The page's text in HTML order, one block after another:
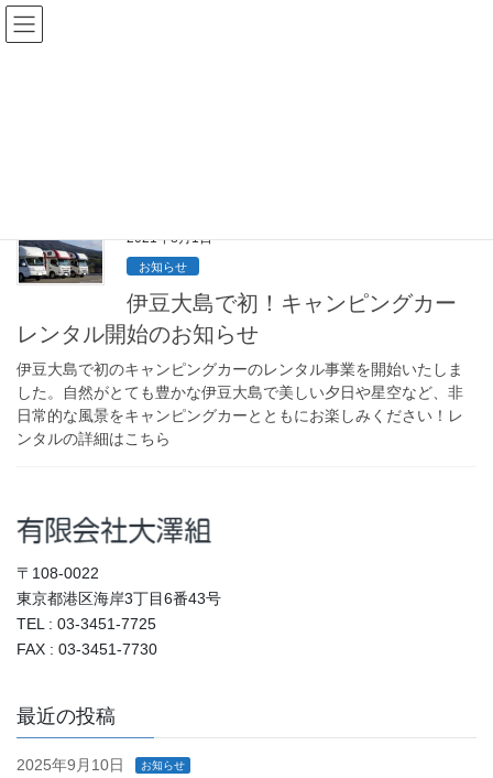
コ
ン
ナ
ビ
2021年8月1日
お知らせ
伊豆大島で初！キャンピングカー
レンタル開始のお知らせ
伊豆大島で初のキャンピングカーのレンタル事業を開始いたしま
した。自然がとても豊かな伊豆大島で美しい夕日や星空など、非
日常的な風景をキャンピングカーとともにお楽しみください！レ
ンタルの詳細はこちら
〒108-0022
東京都港区海岸3丁目6番43号
TEL : 03-3451-7725
FAX : 03-3451-7730
最近の投稿
2025年9月10日 お知らせ